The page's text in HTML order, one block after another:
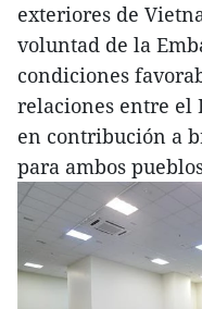
exteriores de
voluntad de la
condiciones
relaciones entre el
en contribución a
para ambos